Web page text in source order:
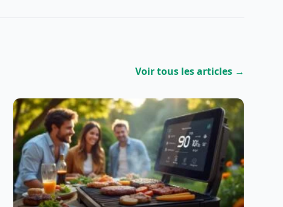
Voir tous les articles →